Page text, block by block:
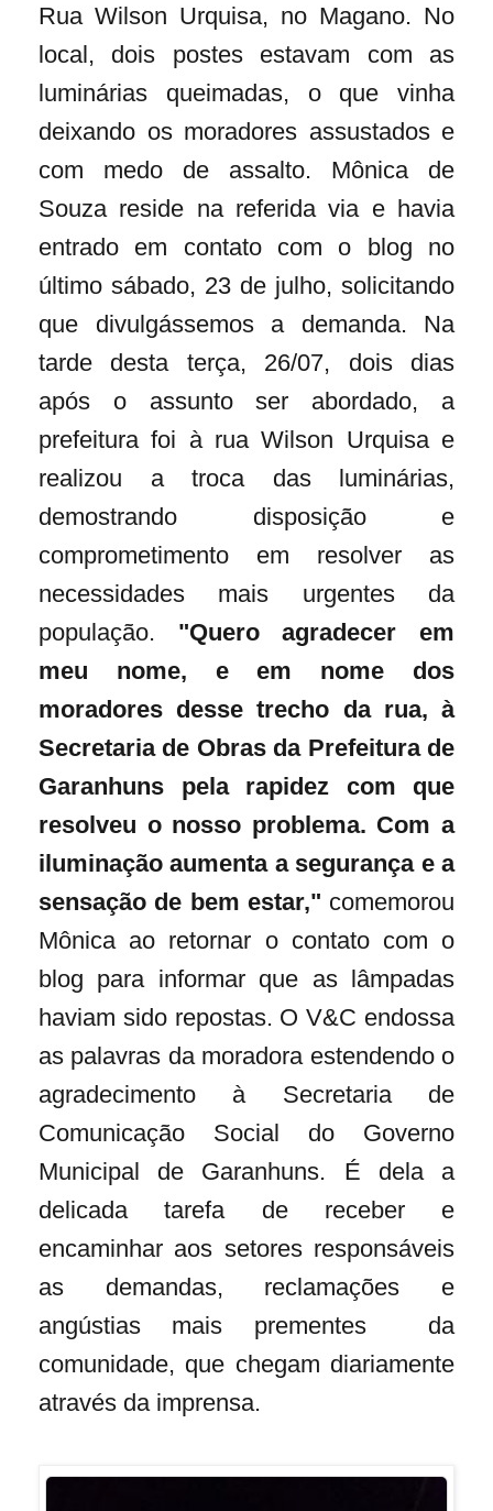
Rua Wilson Urquisa, no Magano. No
local, dois postes estavam com as
luminárias queimadas, o que vinha
deixando os moradores assustados e
com medo de assalto. Mônica de
Souza reside na referida via e havia
entrado em contato com o blog no
último sábado, 23 de julho, solicitando
que divulgássemos a demanda. Na
tarde desta terça, 26/07, dois dias
após o assunto ser abordado, a
prefeitura foi à rua Wilson Urquisa e
realizou a troca das luminárias,
demostrando disposição e
comprometimento em resolver as
necessidades mais urgentes da
população. "Quero agradecer em
meu nome, e em nome dos
moradores desse trecho da rua, à
Secretaria de Obras da Prefeitura de
Garanhuns pela rapidez com que
resolveu o nosso problema. Com a
iluminação aumenta a segurança e a
sensação de bem estar," comemorou
Mônica ao retornar o contato com o
blog para informar que as lâmpadas
haviam sido repostas. O V&C endossa
as palavras da moradora estendendo o
agradecimento à Secretaria de
Comunicação Social do Governo
Municipal de Garanhuns. É dela a
delicada tarefa de receber e
encaminhar aos setores responsáveis
as demandas, reclamações e
angústias mais prementes da
comunidade, que chegam diariamente
através da imprensa.